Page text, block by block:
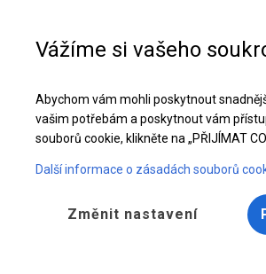
Celoroční cateringový stan |
Vážíme si vašeho
Abychom vám mohli poskytnout
vašim potřebám a poskytnout vám
souborů cookie, klikněte na „PŘIJÍMAT
Další informace o zásadách souborů
Změnit nastavení